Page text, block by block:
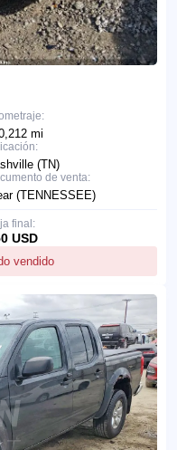
mi
(TN)
de venta:
(TENNESSEE)
vendido
final:
USD